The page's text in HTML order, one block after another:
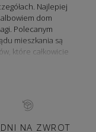
Najlepiej
dom
Polecanym
mieszkania są
które całkowicie
Wzmocnią prestiż
oryginalne wiązanki
NA ZWROT